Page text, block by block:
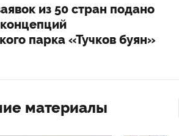
из 50 стран подано
парка «Тучков буян»
материалы